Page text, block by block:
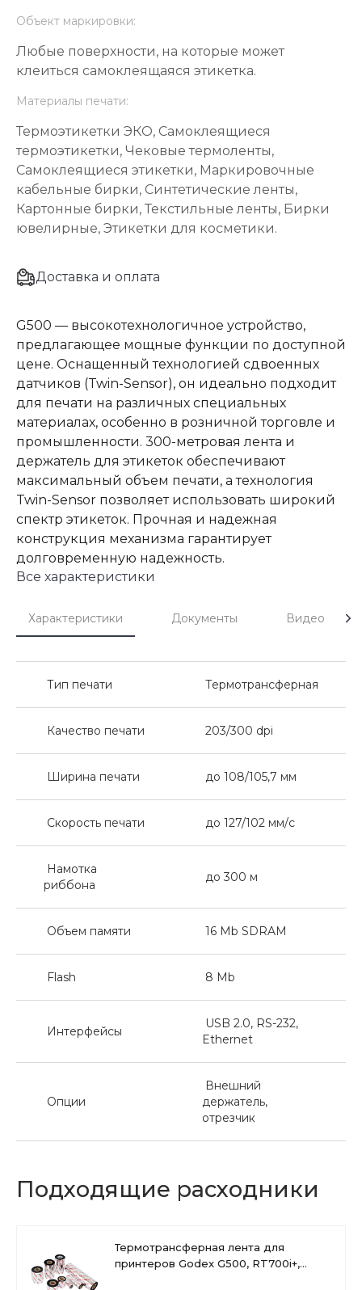
Объект маркировки:
Любые поверхности, на которые может
клеиться самоклеящаяся этикетка.
Материалы печати:
Термоэтикетки ЭКО, Самоклеящиеся
термоэтикетки, Чековые термоленты,
Самоклеящиеся этикетки, Маркировочные
кабельные бирки, Синтетические ленты,
Картонные бирки, Текстильные ленты, Бирки
ювелирные, Этикетки для косметики.
Доставка и оплата
G500 — высокотехнологичное устройство,
предлагающее мощные функции по доступной
цене. Оснащенный технологией сдвоенных
датчиков (Twin-Sensor), он идеально подходит
для печати на различных специальных
материалах, особенно в розничной торговле и
промышленности. 300-метровая лента и
держатель для этикеток обеспечивают
максимальный объем печати, а технология
Twin-Sensor позволяет использовать широкий
спектр этикеток. Прочная и надежная
конструкция механизма гарантирует
долговременную надежность.
Все характеристики
Характеристики Документы Видео
Тип печати Термотрансферная
Качество печати 203/300 dpi
Ширина печати до 108/105,7 мм
Скорость печати до 127/102 мм/с
Намотка
риббона
до 300 м
Объем памяти 16 Mb SDRAM
Flash 8 Mb
Интерфейсы
USB 2.0, RS-232,
Ethernet
Опции
Внешний
держатель,
отрезчик
Подходящие расходники
Термотрансферная лента для
принтеров Godex G500, RT700i+,